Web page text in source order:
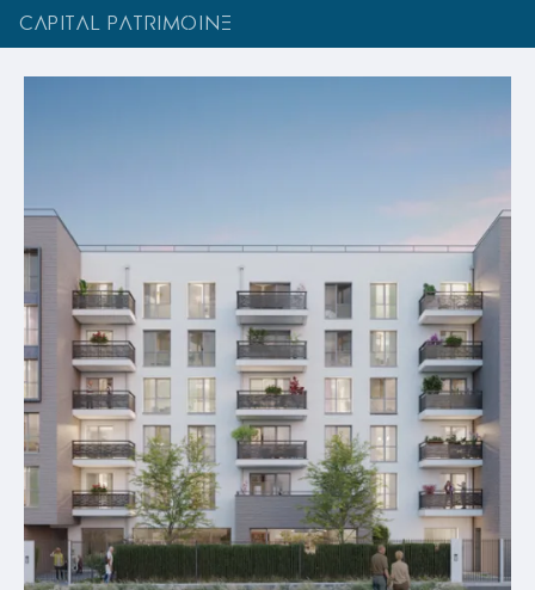
CAPITAL PATRIMOINE